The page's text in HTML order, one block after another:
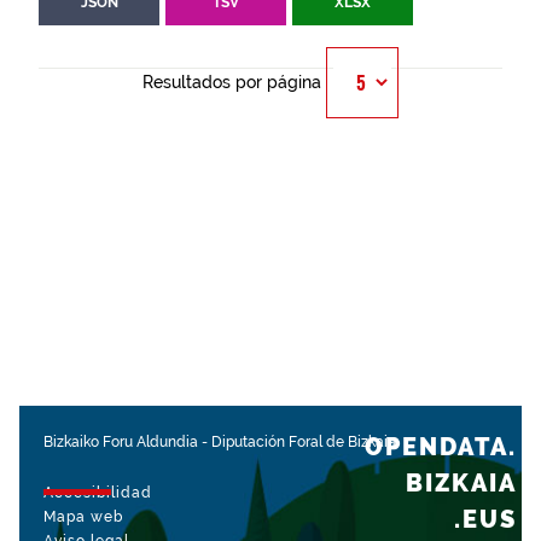
Resultados por página
Bizkaiko Foru Aldundia - Diputación Foral de Bizkaia
Accesibilidad
Mapa web
OPENDATA.
BIZKAIA
.EUS